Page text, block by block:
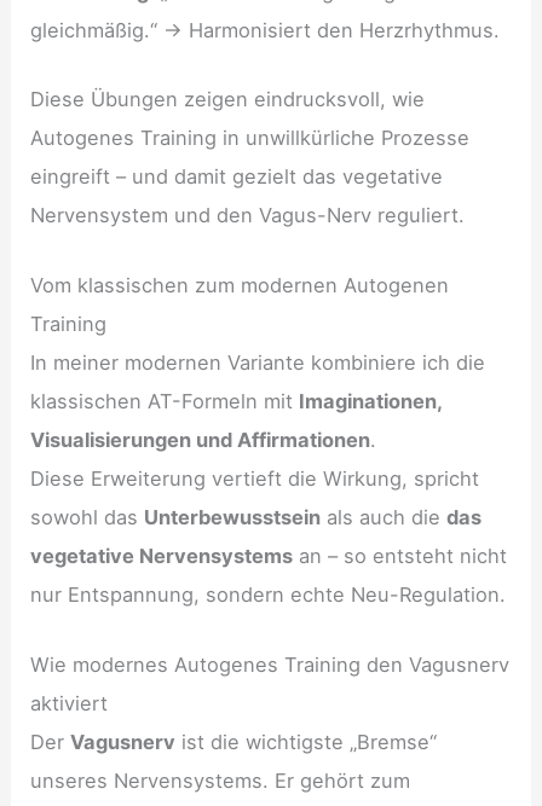
gleichmäßig.“ → Harmonisiert den Herzrhythmus.
Diese Übungen zeigen eindrucksvoll, wie
Autogenes Training in unwillkürliche Prozesse
eingreift – und damit gezielt das vegetative
Nervensystem und den Vagus-Nerv reguliert.
Vom klassischen zum modernen Autogenen
Training
In meiner modernen Variante kombiniere ich die
klassischen AT-Formeln mit Imaginationen,
Visualisierungen und Affirmationen.
Diese Erweiterung vertieft die Wirkung, spricht
sowohl das Unterbewusstsein als auch diedas
vegetative Nervensystems an – so entsteht nicht
nur Entspannung, sondern echte Neu-Regulation.
Wie modernes Autogenes Training den Vagusnerv
aktiviert
DerVagusnerv ist die wichtigste „Bremse“
unseres Nervensystems. Er gehört zum